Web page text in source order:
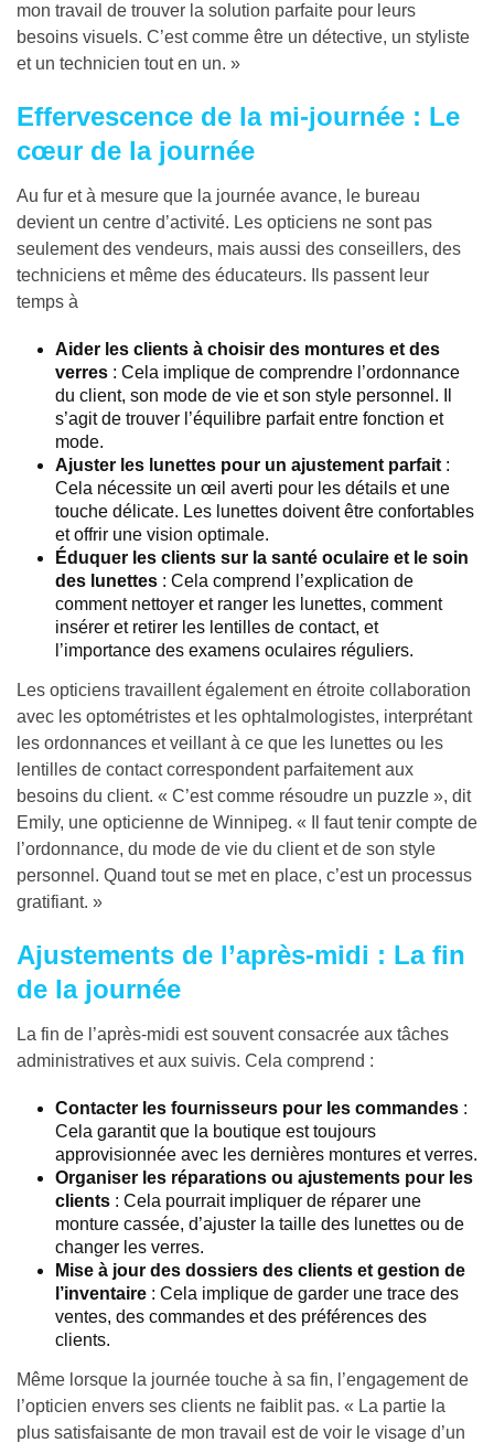
mon travail de trouver la solution parfaite pour leurs
besoins visuels. C’est comme être un détective, un styliste
et un technicien tout en un. »
Effervescence de la mi-journée : Le
cœur de la journée
Au fur et à mesure que la journée avance, le bureau
devient un centre d’activité. Les opticiens ne sont pas
seulement des vendeurs, mais aussi des conseillers, des
techniciens et même des éducateurs. Ils passent leur
temps à
Aider les clients à choisir des montures et des
verres: Cela implique de comprendre l’ordonnance
du client, son mode de vie et son style personnel. Il
s’agit de trouver l’équilibre parfait entre fonction et
mode.
Ajuster les lunettes pour un ajustement parfait:
Cela nécessite un œil averti pour les détails et une
touche délicate. Les lunettes doivent être confortables
et offrir une vision optimale.
Éduquer les clients sur la santé oculaire et le soin
des lunettes : Cela comprend l’explication de
comment nettoyer et ranger les lunettes, comment
insérer et retirer les lentilles de contact, et
l’importance des examens oculaires réguliers.
Les opticiens travaillent également en étroite collaboration
avec les optométristes et les ophtalmologistes, interprétant
les ordonnances et veillant à ce que les lunettes ou les
lentilles de contact correspondent parfaitement aux
besoins du client. « C’est comme résoudre un puzzle », dit
Emily, une opticienne de Winnipeg. « Il faut tenir compte de
l’ordonnance, du mode de vie du client et de son style
personnel. Quand tout se met en place, c’est un processus
gratifiant. »
Ajustements de l’après-midi : La fin
de la journée
La fin de l’après-midi est souvent consacrée aux tâches
administratives et aux suivis. Cela comprend :
Contacter les fournisseurs pour les commandes:
Cela garantit que la boutique est toujours
approvisionnée avec les dernières montures et verres.
Organiser les réparations ou ajustements pour les
clients: Cela pourrait impliquer de réparer une
monture cassée, d’ajuster la taille des lunettes ou de
changer les verres.
Mise à jour des dossiers des clients et gestion de
l’inventaire: Cela implique de garder une trace des
ventes, des commandes et des préférences des
clients.
Même lorsque la journée touche à sa fin, l’engagement de
l’opticien envers ses clients ne faiblit pas. « La partie la
plus satisfaisante de mon travail est de voir le visage d’un